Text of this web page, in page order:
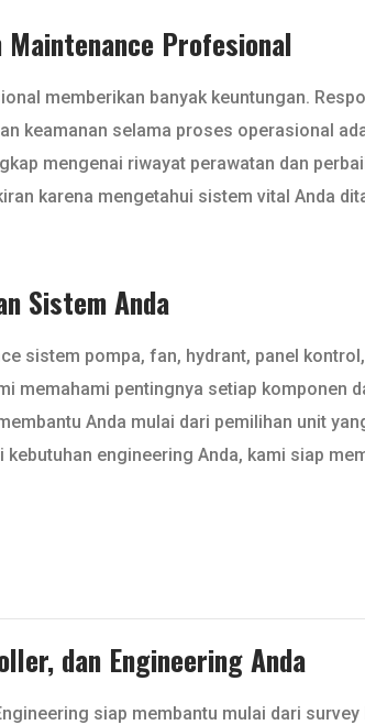
Profesional
memberikan banyak keuntungan.
keamanan selama proses operasional
mengenai riwayat perawatan dan
karena mengetahui sistem vital Anda
Sistem Anda
sistem pompa, fan, hydrant, panel
memahami pentingnya setiap komponen
Anda mulai dari pemilihan unit
engineering Anda, kami siap
dan Engineering Anda
siap membantu mulai dari